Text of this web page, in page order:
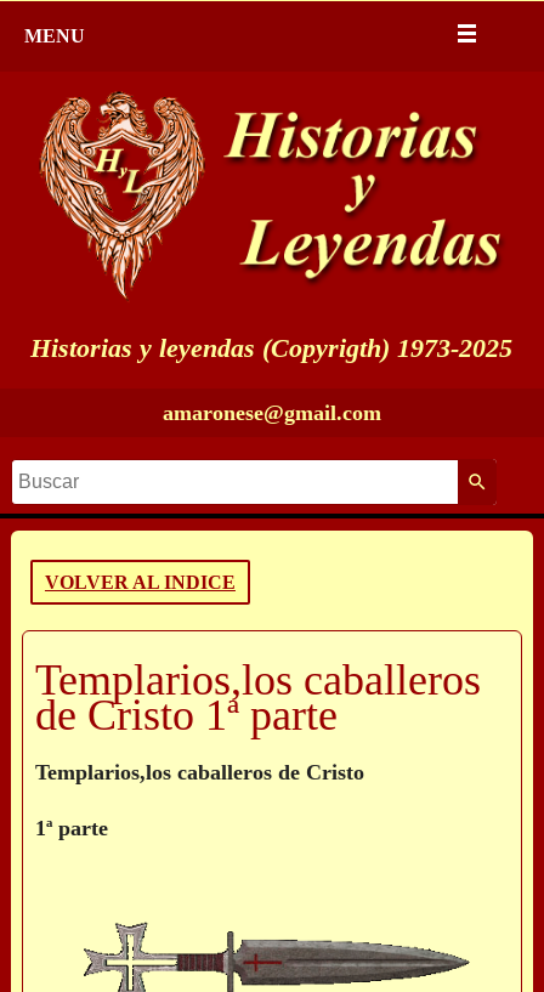
MENU
Historias y leyendas (Copyrigth) 1973-2025
amaronese@gmail.com
VOLVER AL INDICE
Templarios,los caballeros
de Cristo 1ª parte
Templarios,los caballeros de Cristo
1ª parte